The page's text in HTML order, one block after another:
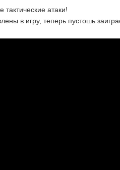
атаки!
в игру, теперь пустошь